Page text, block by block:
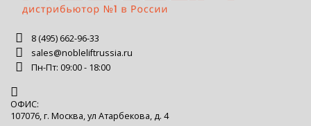
8 (495) 662-96-33
sales@nobleliftrussia.ru
Пн-Пт: 09:00 - 18:00
ОФИС:
107076, г. Москва, ул Атарбекова, д. 4